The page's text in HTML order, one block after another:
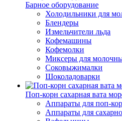
Барное оборудование
Холодильники для
Блендеры
Измельчители льда
Кофемашины
Кофемолки
Миксеры для
Соковыжималки
Шоколадоварки
Поп-корн сахарная вата
Аппараты для поп-
Аппараты для